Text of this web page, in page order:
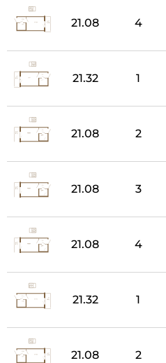
21.08 4
21.32 1
21.08 2
21.08 3
21.08 4
21.32 1
21.08 2